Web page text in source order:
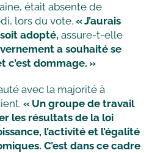
était absente de
lors du vote. « J’aurais
adopté, assure-t-elle
a souhaité se
c’est dommage. »
avec la majorité à
« Un groupe de travail
les résultats de la loi
l’activité et l’égalité
C’est dans ce cadre